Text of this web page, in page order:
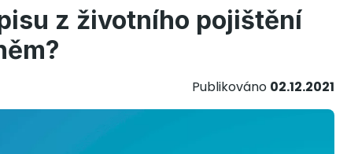
z životního pojištění
Publikováno 02.12.2021